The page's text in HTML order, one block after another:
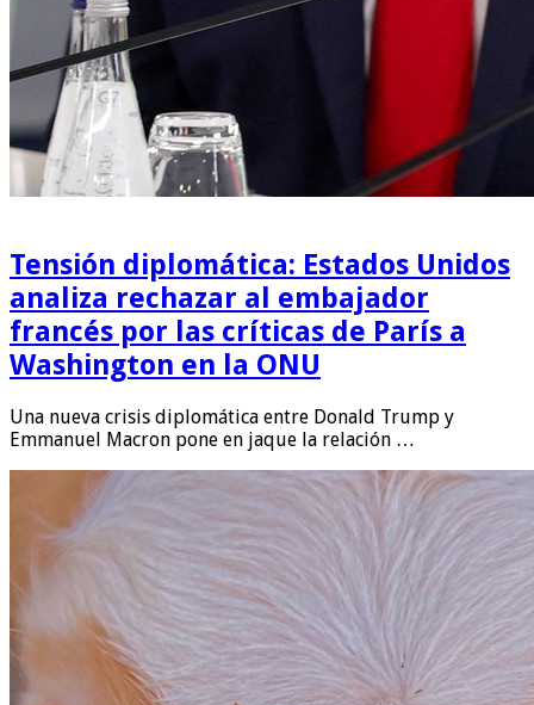
Tensión diplomática: Estados Unidos
analiza rechazar al embajador
francés por las críticas de París a
Washington en la ONU
Una nueva crisis diplomática entre Donald Trump y
Emmanuel Macron pone en jaque la relación …